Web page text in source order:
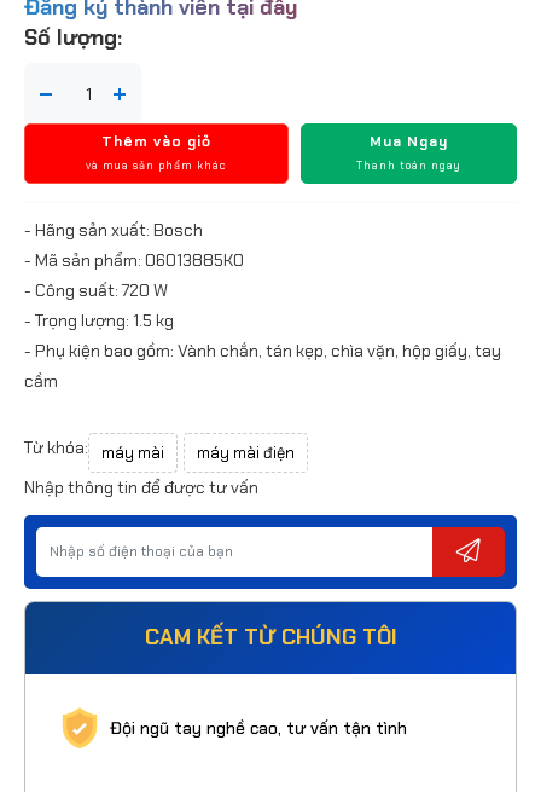
Đăng ký thành viên tại đây
Số lượng:
Thêm vào giỏ
và mua sản phẩm khác
Mua Ngay
Thanh toán ngay
- Hãng sản xuất: Bosch
- Mã sản phẩm: 06013885K0
- Công suất: 720 W
- Trọng lượng: 1.5 kg
- Phụ kiện bao gồm: Vành chắn, tán kẹp, chìa vặn, hộp giấy, tay
cầm
Từ khóa: máy mài máy mài điện
Nhập thông tin để được tư vấn
CAM KẾT TỪ CHÚNG TÔI
Đội ngũ tay nghề cao, tư vấn tận tình